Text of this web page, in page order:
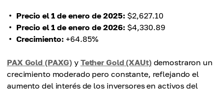
Precio el 1 de enero de 2025: $2,627.10
Precio el 1 de enero de 2026: $4,330.89
Crecimiento: +64.85%
PAX Gold (PAXG) y Tether Gold (XAUt) demostraron un
crecimiento moderado pero constante, reflejando el
aumento del interés de los inversores en activos del